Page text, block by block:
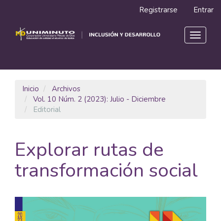
Contenido
principal
Registrarse Entrar
Toggle
Inicio
Archivos
Vol. 10 Núm. 2 (2023): Julio - Diciembre
Editorial
Explorar rutas de
transformación social
Barra